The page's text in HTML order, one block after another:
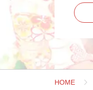
HOME